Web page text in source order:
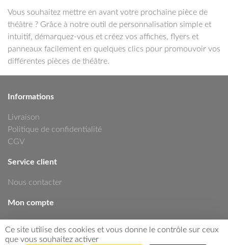
Vous souhaitez mettre en avant votre prochaine pièce de
théâtre ? Grâce à notre outil de personnalisation simple et
intuitif, démarquez-vous et créez vos affiches, flyers et
panneaux facilement en quelques clics pour promouvoir vos
différentes pièces de théâtre.
Informations
Livraison
Politique de confidentialité
CGV
Service client
Nous contacter
Mon compte
Historique de commandes
Ce site utilise des cookies et vous donne le contrôle sur ceux
que vous souhaitez activer